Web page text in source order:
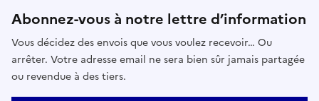
Abonnez-vous à notre lettre d’information
Vous décidez des envois que vous voulez recevoir… Ou
arrêter. Votre adresse email ne sera bien sûr jamais partagée
ou revendue à des tiers.